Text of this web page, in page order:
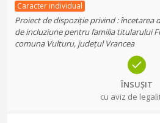
Caracter individual
Proiect de dispoziție privind : încetarea
de incluziune pentru familia titularului
comuna Vulturu, județul Vrancea
ÎNSUȘIT
cu aviz de